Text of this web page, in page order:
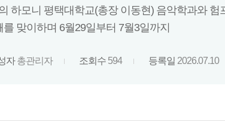
하모니 평택대학교(총장 이동현) 음악학과와
맞이하며 6월29일부터 7월3일까지
자 총관리자 조회수 594 등록일 2026.07.10